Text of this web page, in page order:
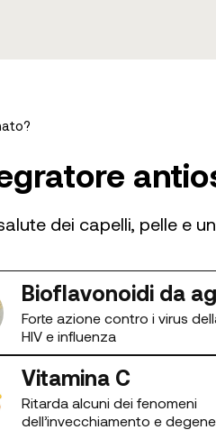
dei capelli, pelle e
Bioflavonoidi da
Forte azione contro i virus
HIV e influenza
Vitamina C
Ritarda alcuni dei fenomeni
dell’invecchiamento e